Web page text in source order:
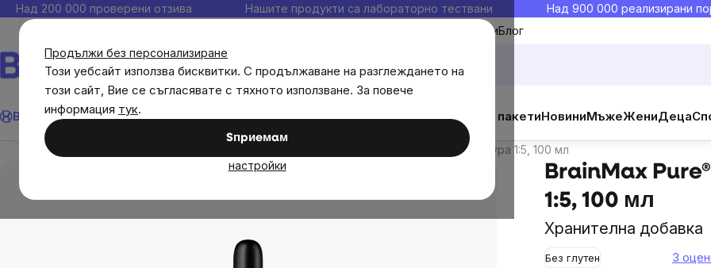
Продължи без персонализиране
Този уебсайт използва бисквитки. С продължаване на разглеждането на
този сайт, Вие се съгласявате с тяхното използване. За повече
информация тук.
Sпpиeмaм
настройки
Прескочи
към
съдържанието
Над 200 000 проверени отзива Нашите продукти са лабораторно тествани
Над 900 000 реализирани
Моите любимиБлог
Brainmax
Имунитет Акции💪 WomenPowerЦелиДиетични добавкиИзгодни пакетиНовиниМъжеЖениДеца
BrainMax Pure® Chanca piedra тинктура 1:5, 100 мл
BrainMax
1:5, 100 мл
Хранителна добавка
Без глутен 3
BrainMax Pure® Chanca piedra тинктура 1:5, 100 мл
Подобни продукти